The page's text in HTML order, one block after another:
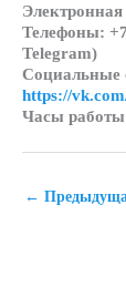
Электронная
Телефоны:
Telegram)
Социальные
https://
Часы
←